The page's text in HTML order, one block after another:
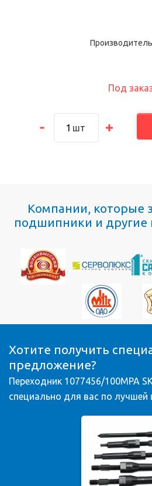
Под
шт
Производитель
Компании, которые
подшипники и
Хотите получить
предложение?
Переходник 1077456/100MPA
специально для вас по лучшей